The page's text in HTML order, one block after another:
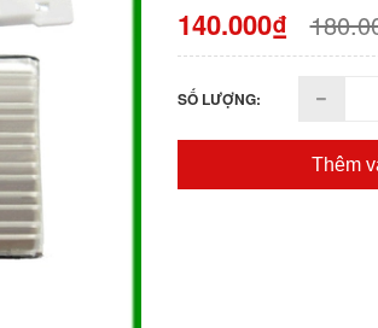
140.000₫
SỐ LƯỢNG:
Thêm